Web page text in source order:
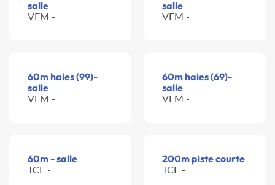
salle
VEM -
salle
VEM -
60m haies (99)-
salle
VEM -
60m haies (69)-
salle
VEM -
60m - salle
TCF -
200m piste courte
TCF -